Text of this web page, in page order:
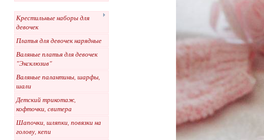
Крестильные наборы для
девочек
Платья для девочек нарядные
Валяные платья для девочек
"Эксклюзив"
Валяные палантины, шарфы,
шали
Детский трикотаж,
кофточки, свитера
Шапочки, шляпки, повязки на
голову, кепи